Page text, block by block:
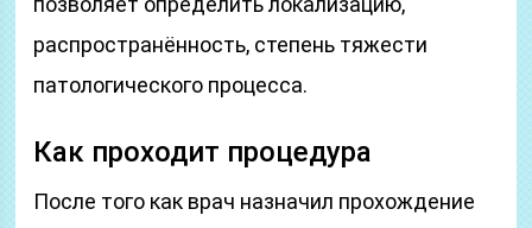
распространённость, степень тяжести
патологического процесса.
Как проходит процедура
После того как врач назначил прохождение